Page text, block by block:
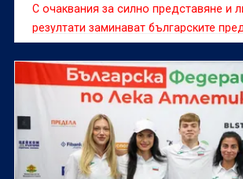
С очаквания за силно представяне и
резултати заминават българските
европейското първенство по лека
ще се проведе в Бирмингам от 10 до